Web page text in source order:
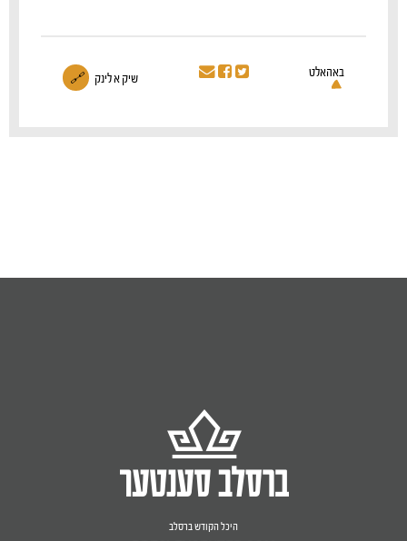
באהאלט שיק א לינק 🔗
היכל הקודש ברסלב